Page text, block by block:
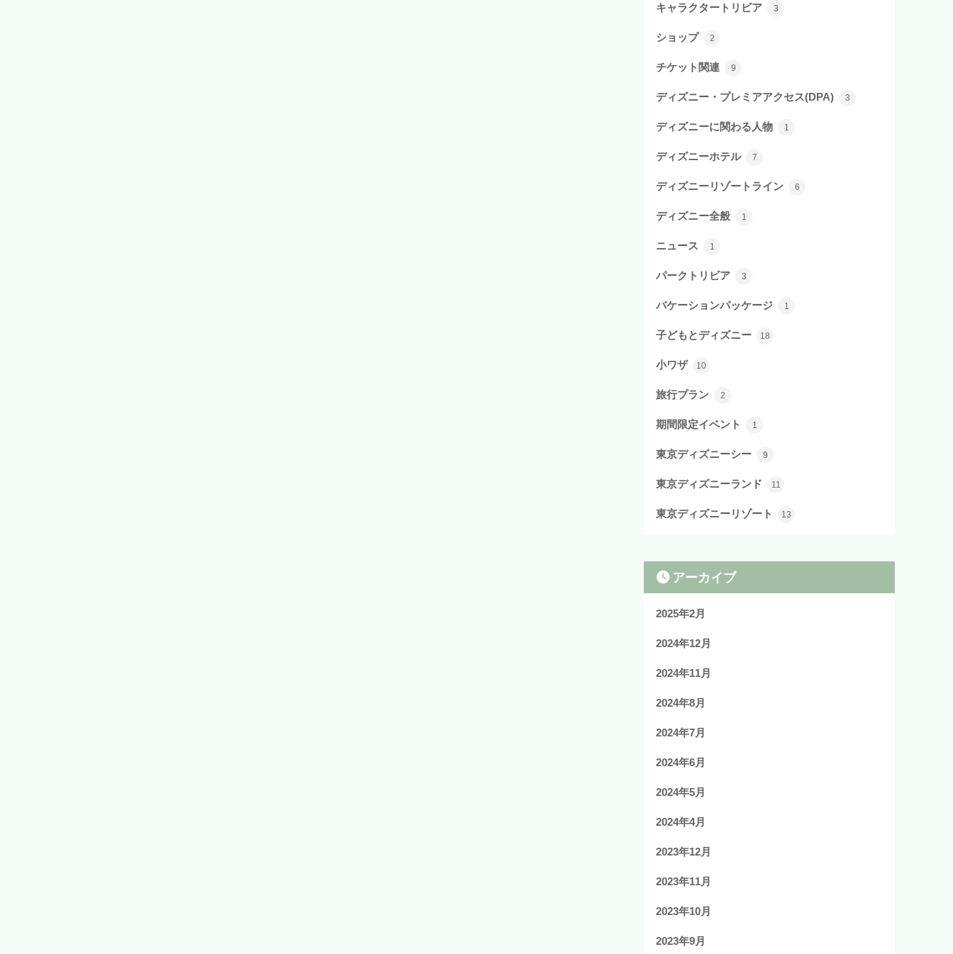
キャラクタートリビア 3
ショップ 2
チケット関連 9
ディズニー・プレミアアクセス(DPA) 3
ディズニーに関わる人物 1
ディズニーホテル 7
ディズニーリゾートライン 6
ディズニー全般 1
ニュース 1
パークトリビア 3
バケーションパッケージ 1
子どもとディズニー 18
小ワザ 10
旅行プラン 2
期間限定イベント 1
東京ディズニーシー 9
東京ディズニーランド 11
東京ディズニーリゾート 13
アーカイブ
2025年2月
2024年12月
2024年11月
2024年8月
2024年7月
2024年6月
2024年5月
2024年4月
2023年12月
2023年11月
2023年10月
2023年9月